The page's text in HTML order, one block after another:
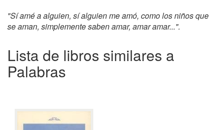
"Sí amé a alguien, sí alguien me amó, como los niños que
se aman, simplemente saben amar, amar amar...".
Lista de libros similares a
Palabras